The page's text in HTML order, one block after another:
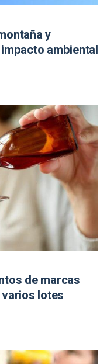
y
ambiental
de marcas
lotes